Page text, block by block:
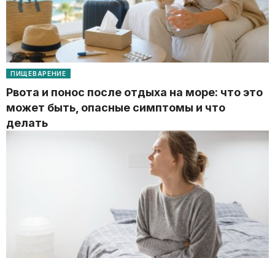
ПИЩЕВАРЕНИЕ
Рвота и понос после отдыха на море: что это
может быть, опасные симптомы и что
делать